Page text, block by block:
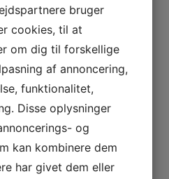
Tilbehør
bruger
cookies, til at
om dig til forskellige
af annoncering,
funktionalitet,
Disse oplysninger
og
kan kombinere dem
har givet dem eller